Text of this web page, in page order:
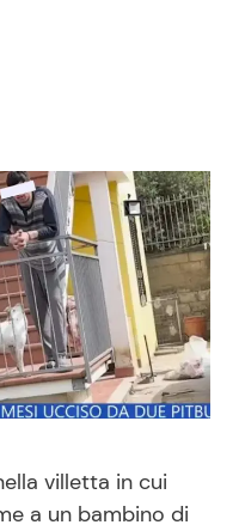
e Ricette
di Cucina
Le Ricette in TV
villetta in cui
a un bambino di